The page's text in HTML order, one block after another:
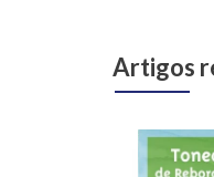
Artigos